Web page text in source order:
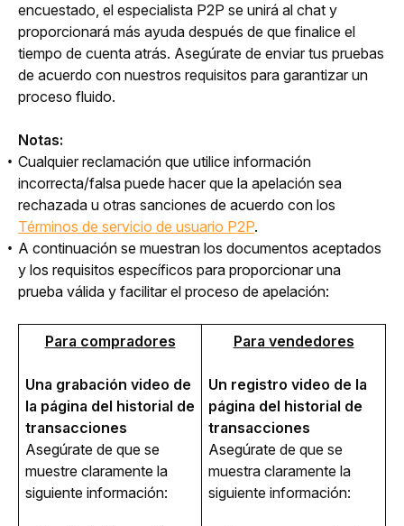
encuestado, el especialista P2P se unirá al chat y
proporcionará más ayuda después de que finalice el
tiempo de cuenta atrás. Asegúrate de enviar tus pruebas
de acuerdo con nuestros requisitos para garantizar un
proceso fluido.
Notas:
Cualquier reclamación que utilice información
incorrecta/falsa puede hacer que la apelación sea
rechazada u otras sanciones de acuerdo con los
Términos de servicio de usuario P2P.
A continuación se muestran los documentos aceptados
y los requisitos específicos para proporcionar una
prueba válida y facilitar el proceso de apelación:
Para compradores
Una grabación vi
la página del historial de
transacciones
Asegúrate de que se
muestre claramente la
siguiente información:
Para vendedores
Un registro video de la
página del historial de
transacciones
Asegúrate de que se
muestra claramente la
siguiente información: